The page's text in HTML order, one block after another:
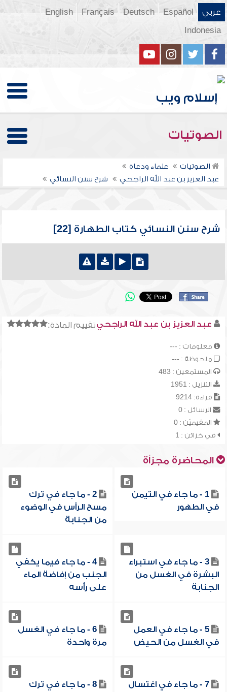
عربي Español
Deutsch
Français
English
Indonesia
الصوتيات
الصوتيات
علماء ودعاة
عبد العزيز بن عبد الله الراجحي
شرح سنن النسائي
شرح سنن النسائي كتاب الطهارة [22]
تقييم المادة:عبد العزيز بن عبد الله الراجحي
معلومات : ---
ملحوظة : ---
المستمعين : 483
التنزيل : 1951
قراءة: 9214
الرسائل : 0
المقيميّن : 0
في خزائن : 1
المحاضرة مجزأة
1 - ما جاء في التيمن
في الطهور
2 - ما جاء في ترك
مسح الرأس في الوضوء
من الجنابة
3 - ما جاء في استبراء
البشرة في الغسل من
الجنابة
4 - ما جاء فيما يكفي
الجنب من إفاضة الماء
على رأسه
5 - ما جاء في العمل
في الغسل من الحيض
6 - ما جاء في الغسل
مرة واحدة
7 - ما جاء في اغتسال
8 - ما جاء في ترك